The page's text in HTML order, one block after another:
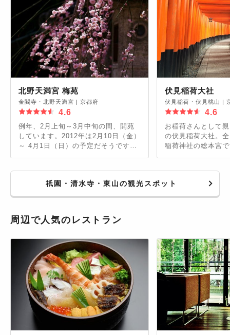
北野天満宮 梅苑
金閣寺・北野天満宮 | 京都府
4.6
例年、2月上旬～3月中旬の間、開苑
しています。2012年は2月10日（金）
～ 4月1日（日）の予定だそうです。
伏見稲荷大社
伏見稲荷・伏見桃山 |
4.6
お稲荷さんとして
の伏見稲荷大社。
稲荷神社の総本宮
プされ、日中とは
楽しめます。また
1年を通じていろい
祇園・清水寺・東山の観光スポット
周辺で人気のレストラン